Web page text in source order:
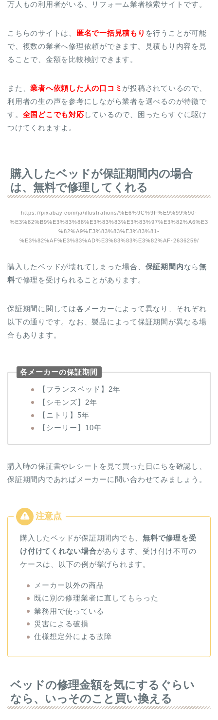
万人もの利用者がいる、リフォーム業者検索サイトです。
こちらのサイトは、 匿名で一括見積もり を行うことが可能
で、複数の業者へ修理依頼ができます。見積もり内容を見
ることで、金額を比較検討できます。
また、業者へ依頼した人の口コミ が投稿されているので、
利用者の生の声を参考にしながら業者を選べるのが特徴で
す。 全国どこでも対応しているので、困ったらすぐに駆け
つけてくれますよ。
購入したベッドが保証期間内の場合
は、無料で修理してくれる
https://pixabay.com/ja/illustrations/%E6%9C%9F%E9%99%90-
%E3%82%B9%E3%83%88%E3%83%83%E3%83%97%E3%82%A6%E3
%82%A9%E3%83%83%E3%83%81-
%E3%82%AF%E3%83%AD%E3%83%83%E3%82%AF-2636259/
購入したベッドが壊れてしまった場合、 保証期間内なら無
料で修理を受けられることがあります。
保証期間に関しては各メーカーによって異なり、それぞれ
以下の通りです。なお、製品によって保証期間が異なる場
合もあります。
各メーカーの保証期間
【フランスベッド】2年
【シモンズ】2年
【ニトリ】5年
【シーリー】10年
購入時の保証書やレシートを見て買った日にちを確認し、
保証期間内であればメーカーに問い合わせてみましょう。
購入したベッドが保証期間内でも、無料で修理を受
け付けてくれない場合があります。受け付け不可の
ケースは、以下の例が挙げられます。
メーカー以外の商品
既に別の修理業者に直してもらった
業務用で使っている
災害による破損
仕様想定外による故障
ベッドの修理金額を気にするぐらい
なら、いっそのこと買い換える